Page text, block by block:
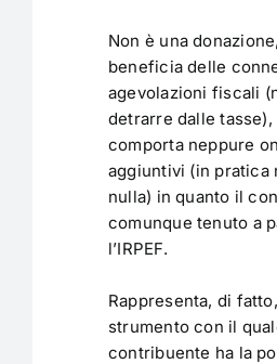
Non è una
beneficia delle
agevolazioni fiscali
detrarre dalle tasse),
comporta neppure
aggiuntivi (in pratica
nulla) in quanto il
comunque tenuto a
l’IRPEF.
Rappresenta, di
strumento con il
contribuente ha la